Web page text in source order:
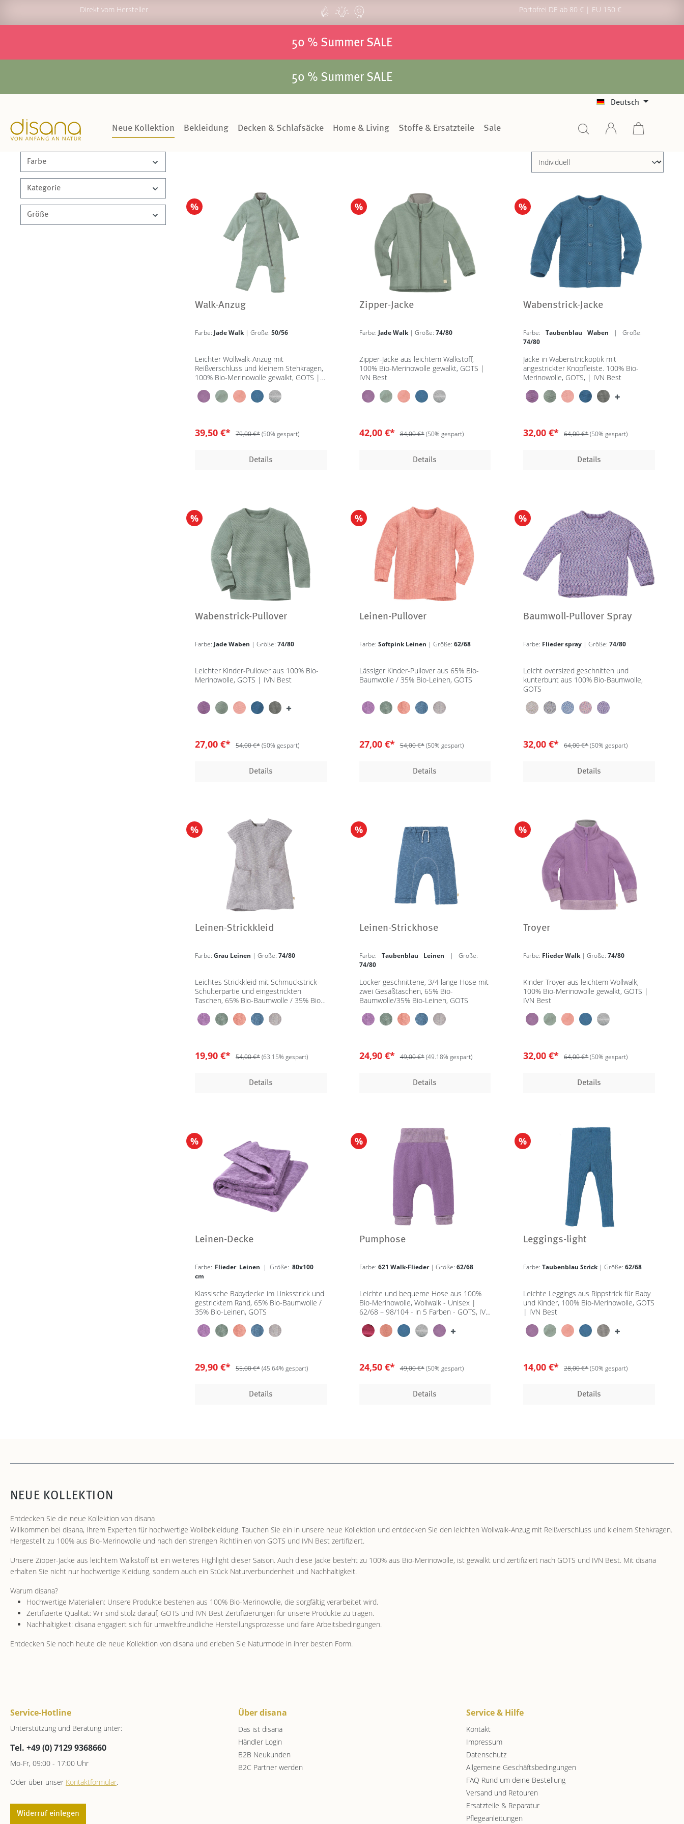
Direkt vom Hersteller Portofrei DE ab 80 € | EU 150 €
50 % Summer SALE
50 % Summer SALE
Deutsch
Neue Kollektion Bekleidung Decken & Schlafsäcke Home & Living Stoffe & Ersatzteile Sale
Farbe
Kategorie
Größe
%
Walk-Anzug
Farbe: Jade Walk | Größe: 50/56
Leichter Wollwalk-Anzug mit
Reißverschluss und kleinem Stehkragen,
100% Bio-Merinowolle gewalkt, GOTS |
39,50 €* 79,00 €*(50% gespart)
Details
%
Zipper-Jacke
Farbe: Jade Walk | Größe: 74/80
Zipper-Jacke aus leichtem Walkstoff,
100% Bio-Merinowolle gewalkt, GOTS |
IVN Best
42,00 €* 84,00 €*(50% gespart)
Details
%
Wabenstrick-Jacke
Farbe:Taubenblau Waben
| Größe:
74/80
Jacke in Wabenstrickoptik mit
angestrickter Knopfleiste. 100% Bio-
Merinowolle, GOTS, | IVN Best
32,00 €* 64,00 €*(50% gespart)
Details
%
Wabenstrick-Pullover
Farbe: Jade Waben | Größe: 74/80
Leichter Kinder-Pullover aus 100% Bio-
Merinowolle, GOTS | IVN Best
27,00 €* 54,00 €*(50% gespart)
Details
%
Leinen-Pullover
Farbe: Softpink Leinen | Größe: 62/68
Lässiger Kinder-Pullover aus 65% Bio-
Baumwolle / 35% Bio-Leinen, GOTS
27,00 €* 54,00 €*(50% gespart)
Details
%
Baumwoll-Pullover Spray
Farbe: Flieder spray | Größe:74/80
Leicht oversized geschnitten und
kunterbunt aus 100% Bio-Baumwolle,
GOTS
32,00 €* 64,00 €*(50% gespart)
Details
%
Leinen-Strickkleid
Farbe: Grau Leinen | Größe: 74/80
Leichtes Strickkleid mit Schmuckstrick-
Schulterpartie und eingestrickten
Taschen, 65% Bio-Baumwolle / 35% Bio-
19,90 €* 54,00 €*(63.15% gespart)
Details
%
Leinen-Strickhose
Farbe: Taubenblau Leinen
| Größe:
74/80
Locker geschnittene, 3/4 lange Hose mit
zwei Gesäßtaschen, 65% Bio-
Baumwolle/35% Bio-Leinen, GOTS
24,90 €* 49,00 €*(49.18% gespart)
Details
%
Troyer
Farbe: Flieder Walk | Größe:74/80
Kinder Troyer aus leichtem Wollwalk,
100% Bio-Merinowolle gewalkt, GOTS |
IVN Best
32,00 €* 64,00 €*(50% gespart)
Details
%
Leinen-Decke
Farbe: Flieder Leinen | Größe: 80x100
cm
Klassische Babydecke im Linksstrick und
gestricktem Rand, 65% Bio-Baumwolle /
35% Bio-Leinen, GOTS
29,90 €* 55,00 €*(45.64% gespart)
Details
%
Pumphose
Farbe: 621 Walk-Flieder | Größe: 62/68
Leichte und bequeme Hose aus 100%
Bio-Merinowolle, Wollwalk - Unisex |
62/68 – 98/104 - in 5 Farben - GOTS, IVN
24,50 €* 49,00 €*(50% gespart)
Details
%
Leggings-light
Farbe:Taubenblau Strick | Größe:62/68
Leichte Leggings aus Rippstrick für Baby
und Kinder, 100% Bio-Merinowolle, GOTS
| IVN Best
14,00 €* 28,00 €*(50% gespart)
Details
NEUE KOLLEKTION
Entdecken Sie die neue Kollektion von disana
Willkommen bei disana, Ihrem Experten für hochwertige Wollbekleidung. Tauchen Sie ein in unsere neue Kollektion und entdecken Sie den leichten Wollwalk-Anzug mit Reißverschluss und kleinem Stehkragen.
Hergestellt zu 100% aus Bio-Merinowolle und nach den strengen Richtlinien von GOTS und IVN Best zertifiziert.
Unsere Zipper-Jacke aus leichtem Walkstoff ist ein weiteres Highlight dieser Saison. Auch diese Jacke besteht zu 100% aus Bio-Merinowolle, ist gewalkt und zertifiziert nach GOTS und IVN Best. Mit disana
erhalten Sie nicht nur hochwertige Kleidung, sondern auch ein Stück Naturverbundenheit und Nachhaltigkeit.
Warum disana?
Hochwertige Materialien: Unsere Produkte bestehen aus 100% Bio-Merinowolle, die sorgfältig verarbeitet wird.
Zertifizierte Qualität: Wir sind stolz darauf, GOTS und IVN Best Zertifizierungen für unsere Produkte zu tragen.
Nachhaltigkeit: disana engagiert sich für umweltfreundliche Herstellungsprozesse und faire Arbeitsbedingungen.
Entdecken Sie noch heute die neue Kollektion von disana und erleben Sie Naturmode in ihrer besten Form.
Service-Hotline
Unterstützung und Beratung unter:
Tel. +49 (0) 7129 9368660
Mo-Fr, 09:00 - 17:00 Uhr
Oder über unser Kontaktformular.
Widerruf einlegen
Über disana
Das ist disana
Händler Login
B2B Neukunden
B2C Partner werden
Service & Hilfe
Kontakt
Impressum
Datenschutz
Allgemeine Geschäftsbedingungen
FAQ Rund um deine Bestellung
Versand und Retouren
Ersatzteile & Reparatur
Pflegeanleitungen